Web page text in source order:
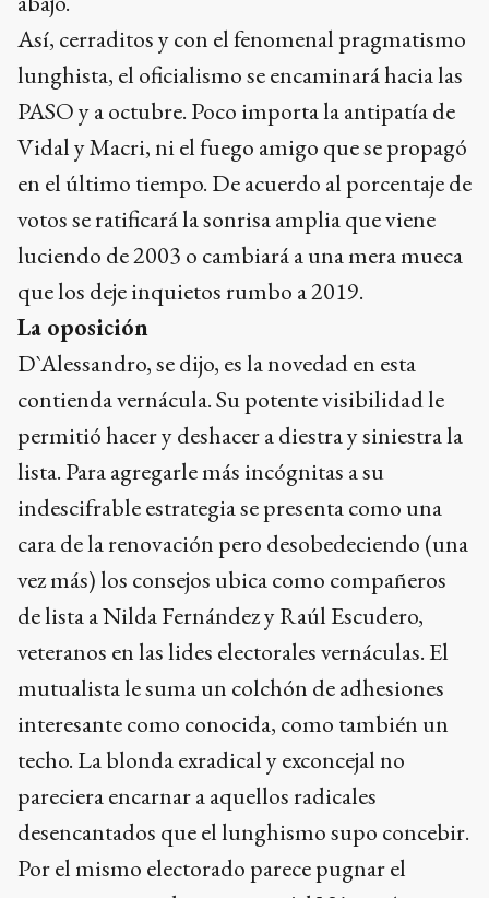
Así, cerraditos y con el fenomenal pragmatismo
lunghista, el oficialismo se encaminará hacia las
PASO y a octubre. Poco importa la antipatía de
Vidal y Macri, ni el fuego amigo que se propagó
en el último tiempo. De acuerdo al porcentaje de
votos se ratificará la sonrisa amplia que viene
luciendo de 2003 o cambiará a una mera mueca
que los deje inquietos rumbo a 2019.
La oposición
D`Alessandro, se dijo, es la novedad en esta
contienda vernácula. Su potente visibilidad le
permitió hacer y deshacer a diestra y siniestra la
lista. Para agregarle más incógnitas a su
indescifrable estrategia se presenta como una
cara de la renovación pero desobedeciendo (una
vez más) los consejos ubica como compañeros
de lista a Nilda Fernández y Raúl Escudero,
veteranos en las lides electorales vernáculas. El
mutualista le suma un colchón de adhesiones
interesante como conocida, como también un
techo. La blonda exradical y exconcejal no
pareciera encarnar a aquellos radicales
desencantados que el lunghismo supo concebir.
Por el mismo electorado parece pugnar el